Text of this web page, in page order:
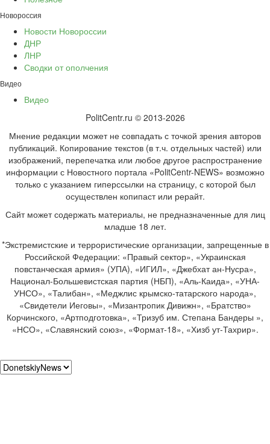
Новороссия
Новости Новороссии
ДНР
ЛНР
Сводки от ополчения
Видео
Видео
PolitCentr.ru © 2013-2026
Мнение редакции может не совпадать с точкой зрения авторов
публикаций. Копирование текстов (в т.ч. отдельных частей) или
изображений, перепечатка или любое другое распространение
информации с Новостного портала «PolitCentr-NEWS» возможно
только с указанием гиперссылки на страницу, с которой был
осуществлен копипаст или рерайт.
Сайт может содержать материалы, не предназначенные для лиц
младше 18 лет.
*Экстремистские и террористические организации, запрещенные в
Российской Федерации: «Правый сектор», «Украинская
повстанческая армия» (УПА), «ИГИЛ», «Джебхат ан-Нусра»,
Национал-Большевистская партия (НБП), «Аль-Каида», «УНА-
УНСО», «Талибан», «Меджлис крымско-татарского народа»,
«Свидетели Иеговы», «Мизантропик Дивижн», «Братство»
Корчинского, «Артподготовка», «Тризуб им. Степана Бандеры »,
«НСО», «Славянский союз», «Формат-18», «Хизб ут-Тахрир».